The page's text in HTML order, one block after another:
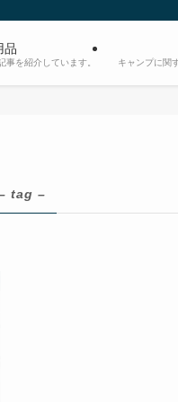
品
事を紹介しています。 キャンプに関
tag –